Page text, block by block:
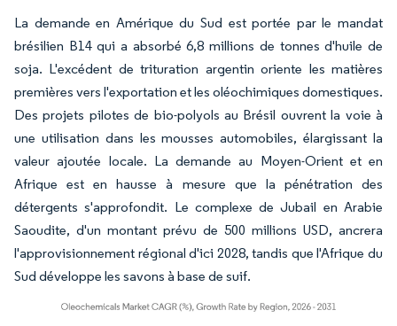
La demande en Amérique du Sud est portée par le mandat
brésilien B14 qui a absorbé 6,8 millions de tonnes d'huile de
soja. L'excédent de trituration argentin oriente les matières
premières vers l'exportation et les oléochimiques domestiques.
Des projets pilotes de bio-polyols au Brésil ouvrent la voie à
une utilisation dans les mousses automobiles, élargissant la
valeur ajoutée locale. La demande au Moyen-Orient et en
Afrique est en hausse à mesure que la pénétration des
détergents s'approfondit. Le complexe de Jubail en Arabie
Saoudite, d'un montant prévu de 500 millions USD, ancrera
l'approvisionnement régional d'ici 2028, tandis que l'Afrique du
Sud développe les savons à base de suif.